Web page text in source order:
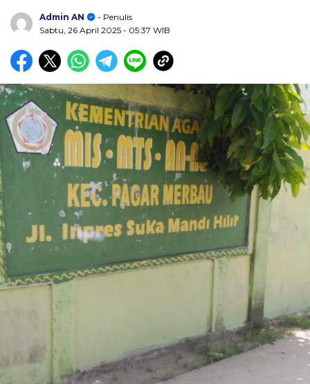
Admin AN
- Penulis
Sabtu, 26 April 2025 - 05:37 WIB